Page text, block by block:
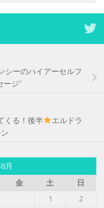
シーのハイアーセルフ
ージ”
くる！後半
エルドラ
月
金 土
日
1
2